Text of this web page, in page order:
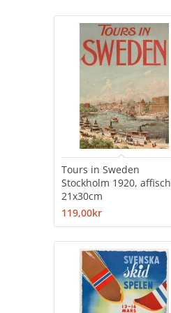
Tours in Sweden
Stockholm 1920, affisch
21x30cm
119,00kr